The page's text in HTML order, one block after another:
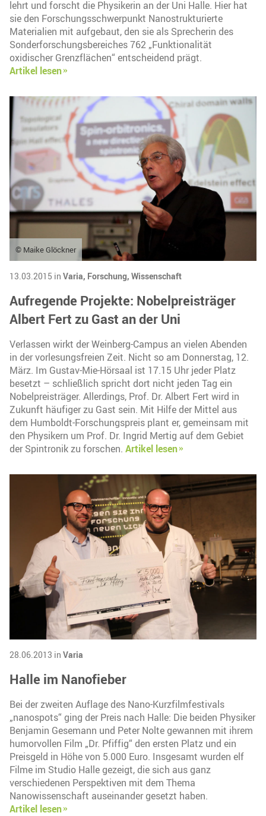
lehrt und forscht die Physikerin an der Uni Halle. Hier hat
sie den Forschungsschwerpunkt Nanostrukturierte
Materialien mit aufgebaut, den sie als Sprecherin des
Sonderforschungsbereiches 762 „Funktionalität
oxidischer Grenzflächen“ entscheidend prägt.
Artikel lesen
© Maike Glöckner
13.03.2015 in Varia, Forschung, Wissenschaft
Aufregende Projekte: Nobelpreisträger
Albert Fert zu Gast an der Uni
Verlassen wirkt der Weinberg-Campus an vielen Abenden
in der vorlesungsfreien Zeit. Nicht so am Donnerstag, 12.
März. Im Gustav-Mie-Hörsaal ist 17.15 Uhr jeder Platz
besetzt – schließlich spricht dort nicht jeden Tag ein
Nobelpreisträger. Allerdings, Prof. Dr. Albert Fert wird in
Zukunft häufiger zu Gast sein. Mit Hilfe der Mittel aus
dem Humboldt-Forschungspreis plant er, gemeinsam mit
den Physikern um Prof. Dr. Ingrid Mertig auf dem Gebiet
der Spintronik zu forschen. Artikel lesen
28.06.2013 in Varia
Halle im Nanofieber
Bei der zweiten Auflage des Nano-Kurzfilmfestivals
„nanospots“ ging der Preis nach Halle: Die beiden Physiker
Benjamin Gesemann und Peter Nolte gewannen mit ihrem
humorvollen Film „Dr. Pfiffig“ den ersten Platz und ein
Preisgeld in Höhe von 5.000 Euro. Insgesamt wurden elf
Filme im Studio Halle gezeigt, die sich aus ganz
verschiedenen Perspektiven mit dem Thema
Nanowissenschaft auseinander gesetzt haben.
Artikel lesen